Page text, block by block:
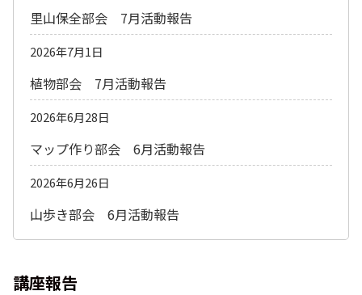
里山保全部会 7月活動報告
2026年7月1日
植物部会 7月活動報告
2026年6月28日
マップ作り部会 6月活動報告
2026年6月26日
山歩き部会 6月活動報告
講座報告